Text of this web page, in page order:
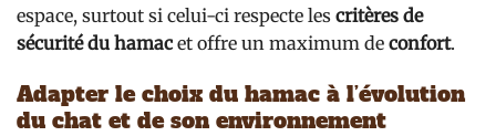
espace, surtout si celui-ci respecte les critères de
sécurité du hamacet offre un maximum de confort.
Adapter le choix du hamac à l’évolution
du chat et de son environnement